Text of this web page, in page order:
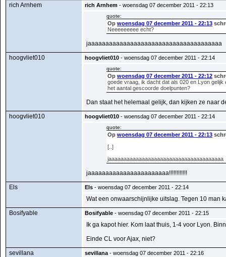
rich Arnhem
rich Arnhem - woensdag 07 december 2011 - 22:13
quote:
Op woensdag 07 december 2011 - 22:13
Neeeeeeeee echt?
jaaaaaaaaaaaaaaaaaaaaaaaaaaaaaaaaaaaaaa
hoogvliet010
hoogvliet010 - woensdag 07 december 2011 - 22:14
quote:
Op woensdag 07 december 2011 - 22:12
goede vraag, ik dacht dat als 020 en Lyon
het aantal gescoorde doelpunten?
Dan staat het helemaal gelijk, dan kijken ze naar
hoogvliet010
hoogvliet010 - woensdag 07 december 2011 - 22:14
quote:
Op woensdag 07 december 2011 - 22:13
[..]
jaaaaaaaaaaaaaaaaaaaaaaaaaaaaaaaaaaaaaa
jaaaaaaaaaaaaaaaaaaaaaaa!!!!!!!!!!!!
Els
Els - woensdag 07 december 2011 - 22:14
Wat een onwaarschijnlijke uitslag. Tegen 10 man
Bosifyable
Bosifyable - woensdag 07 december 2011 - 22:15
Ik ga kapot hier. Kom laat thuis, 1-4 voor Lyon.
Einde CL voor Ajax, niet?
sevillana
sevillana - woensdag 07 december 2011 - 22:16